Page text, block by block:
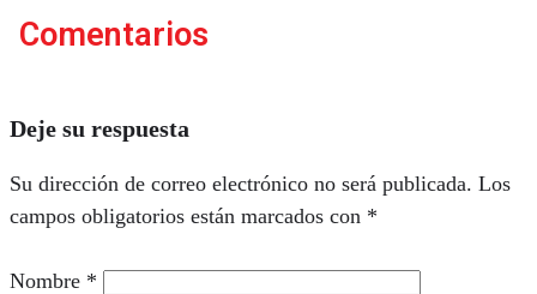
Comentarios
Deje su respuesta
Su dirección de correo electrónico no será publicada. Los
campos obligatorios están marcados con *
Nombre *